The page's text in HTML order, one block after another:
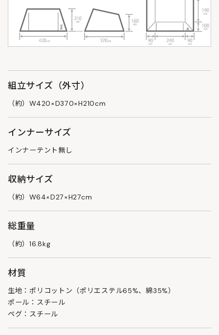
組立サイズ（外寸）
（約）W420×D370×H210cm
インナーサイズ
インナーテント無し
収納サイズ
（約）W64×D27×H27cm
総重量
（約）16.8kg
材質
生地：ポリコットン（ポリエステル65%、綿35%）
ポール：スチール
ペグ：スチール